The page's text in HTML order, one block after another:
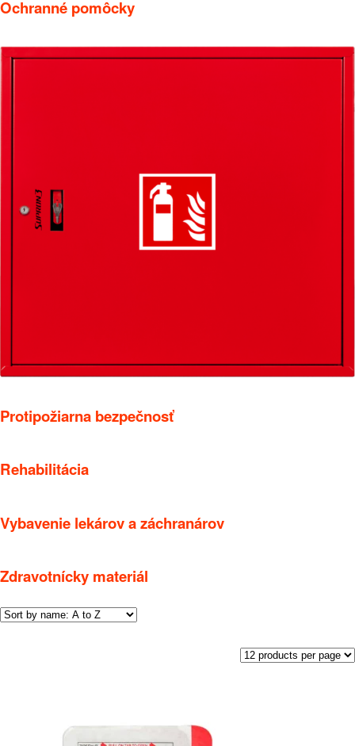
Ochranné pomôcky
Protipožiarna bezpečnosť
Rehabilitácia
Vybavenie lekárov a záchranárov
Zdravotnícky materiál